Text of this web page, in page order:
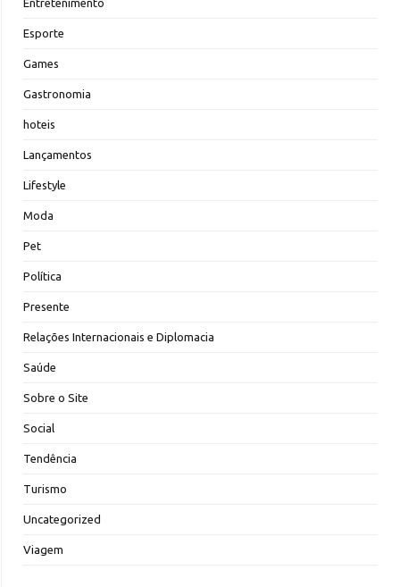
Entretenimento
Esporte
Games
Gastronomia
hoteis
Lançamentos
Lifestyle
Moda
Pet
Política
Presente
Relações Internacionais e Diplomacia
Saúde
Sobre o Site
Social
Tendência
Turismo
Uncategorized
Viagem